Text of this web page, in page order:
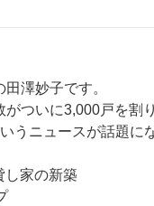
澤妙子です。
ついに3,000戸を割
うニュースが話題に
し家の新築